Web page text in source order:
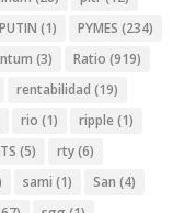
PUTIN (1) PYMES (234)
(3) Ratio (919)
rentabilidad (19)
rio (1) ripple (1)
(5) rty(6)
sami (1) San (4)